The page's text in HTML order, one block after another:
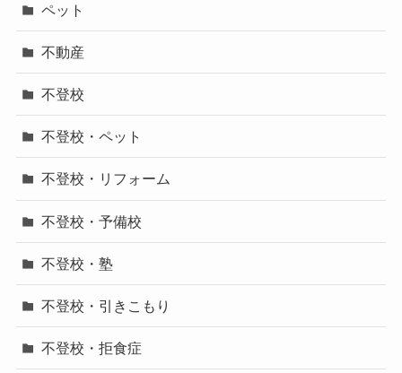
ペット
不動産
不登校
不登校・ペット
不登校・リフォーム
不登校・予備校
不登校・塾
不登校・引きこもり
不登校・拒食症